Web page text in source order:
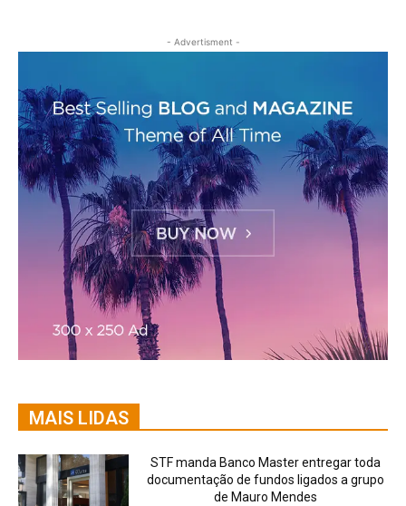
- Advertisment -
MAIS LIDAS
STF manda Banco Master entregar toda
documentação de fundos ligados a grupo
de Mauro Mendes